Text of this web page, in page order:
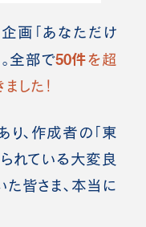
画「あなただけ
全部で50件を超
した！
り、作成者の「東
れている大変良
た皆さま、本当に